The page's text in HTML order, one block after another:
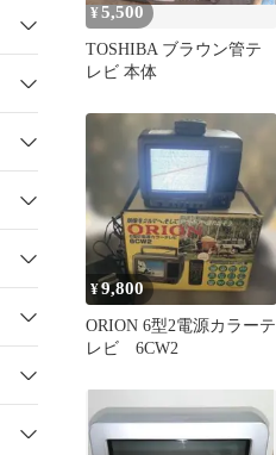
¥5,500
TOSHIBA ブラウン管テ
レビ 本体
¥9,800
ORION 6型2電源カラーテ
レビ 6CW2